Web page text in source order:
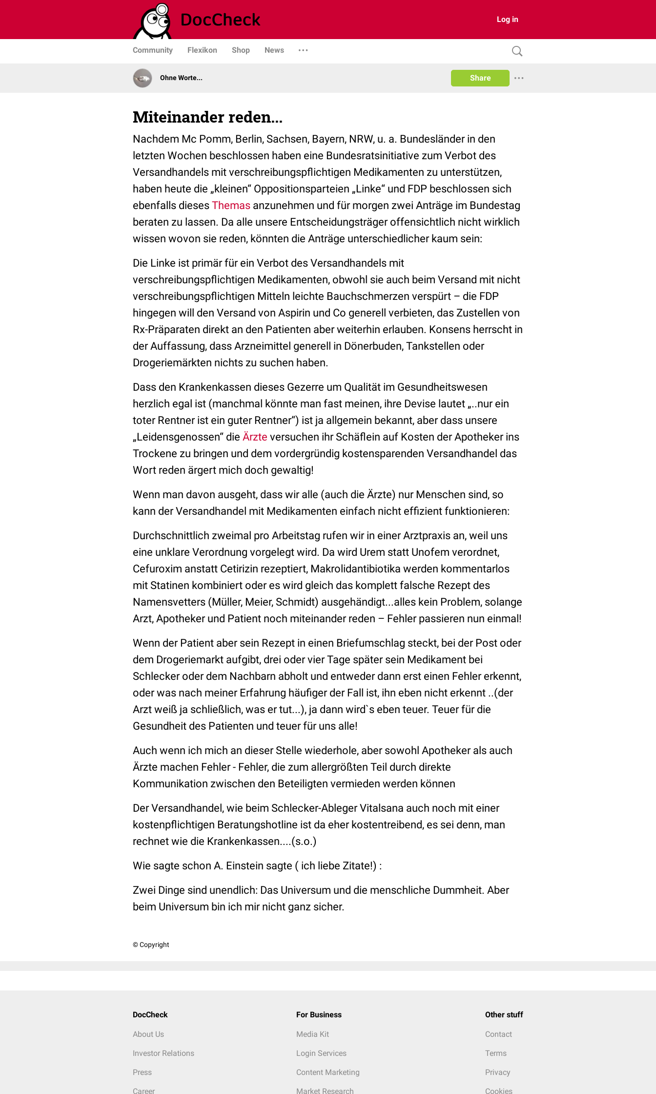
Log in
Community Flexikon Shop News
Ohne Worte... Share
Miteinander reden...
Nachdem Mc Pomm, Berlin, Sachsen, Bayern, NRW, u. a. Bundesländer in den
letzten Wochen beschlossen haben eine Bundesratsinitiative zum Verbot des
Versandhandels mit verschreibungspflichtigen Medikamenten zu unterstützen,
haben heute die „kleinen“ Oppositionsparteien „Linke“ und FDP beschlossen sich
ebenfalls dieses Themas anzunehmen und für morgen zwei Anträge im Bundestag
beraten zu lassen. Da alle unsere Entscheidungsträger offensichtlich nicht wirklich
wissen wovon sie reden, könnten die Anträge unterschiedlicher kaum sein:
Die Linke ist primär für ein Verbot des Versandhandels mit
verschreibungspflichtigen Medikamenten, obwohl sie auch beim Versand mit nicht
verschreibungspflichtigen Mitteln leichte Bauchschmerzen verspürt – die FDP
hingegen will den Versand von Aspirin und Co generell verbieten, das Zustellen von
Rx-Präparaten direkt an den Patienten aber weiterhin erlauben. Konsens herrscht in
der Auffassung, dass Arzneimittel generell in Dönerbuden, Tankstellen oder
Drogeriemärkten nichts zu suchen haben.
Dass den Krankenkassen dieses Gezerre um Qualität im Gesundheitswesen
herzlich egal ist (manchmal könnte man fast meinen, ihre Devise lautet „..nur ein
toter Rentner ist ein guter Rentner“) ist ja allgemein bekannt, aber dass unsere
„Leidensgenossen“ die Ärzte versuchen ihr Schäflein auf Kosten der Apotheker ins
Trockene zu bringen und dem vordergründig kostensparenden Versandhandel das
Wort reden ärgert mich doch gewaltig!
Wenn man davon ausgeht, dass wir alle (auch die Ärzte) nur Menschen sind, so
kann der Versandhandel mit Medikamenten einfach nicht effizient funktionieren:
Durchschnittlich zweimal pro Arbeitstag rufen wir in einer Arztpraxis an, weil uns
eine unklare Verordnung vorgelegt wird. Da wird Urem statt Unofem verordnet,
Cefuroxim anstatt Cetirizin rezeptiert, Makrolidantibiotika werden kommentarlos
mit Statinen kombiniert oder es wird gleich das komplett falsche Rezept des
Namensvetters (Müller, Meier, Schmidt) ausgehändigt...alles kein Problem, solange
Arzt, Apotheker und Patient noch miteinander reden – Fehler passieren nun einmal!
Wenn der Patient aber sein Rezept in einen Briefumschlag steckt, bei der Post oder
dem Drogeriemarkt aufgibt, drei oder vier Tage später sein Medikament bei
Schlecker oder dem Nachbarn abholt und entweder dann erst einen Fehler erkennt,
oder was nach meiner Erfahrung häufiger der Fall ist, ihn eben nicht erkennt ..(der
Arzt weiß ja schließlich, was er tut...), ja dann wird`s eben teuer. Teuer für die
Gesundheit des Patienten und teuer für uns alle!
Auch wenn ich mich an dieser Stelle wiederhole, aber sowohl Apotheker als auch
Ärzte machen Fehler - Fehler, die zum allergrößten Teil durch direkte
Kommunikation zwischen den Beteiligten vermieden werden können
Der Versandhandel, wie beim Schlecker-Ableger Vitalsana auch noch mit einer
kostenpflichtigen Beratungshotline ist da eher kostentreibend, es sei denn, man
rechnet wie die Krankenkassen....(s.o.)
Wie sagte schon A. Einstein sagte ( ich liebe Zitate!) :
Zwei Dinge sind unendlich: Das Universum und die menschliche Dummheit. Aber
beim Universum bin ich mir nicht ganz sicher.
© Copyright
DocCheck
About Us
Investor Relations
Press
Career
For Business
Media Kit
Login Services
Content Marketing
Market Research
Other stuff
Contact
Terms
Privacy
Cookies